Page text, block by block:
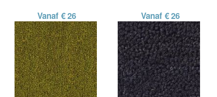
Vanaf €26 Vanaf €26